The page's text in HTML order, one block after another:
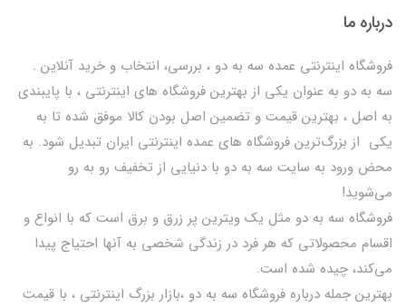
درباره ما
فروشگاه اینترنتی عمده سه به دو ، بررسی، انتخاب و خرید آنلاین .
سه به دو به عنوان یکی از بهترين فروشگاه های اینترنتی ، با پایبندی
به اصل ، بهترين قيمت و تضمین اصل‌ بودن کالا موفق شده تا به
يكي از بزرگ‌ترين فروشگاه هاي عمده اینترنتی ایران تبدیل شود. به
محض ورود به سایت سه به دو با دنیایی از تخفيف رو به رو
می‌شوید!
فروشگاه سه به دو مثل یک ویترین پر زرق و برق است که با انواع و
اقسام محصولاتی که هر فرد در زندگی شخصی به آنها احتیاج پیدا
می‌کند، چیده شده است.
بهترين جمله درباره فروشگاه سه به دو ،بازار بزرگ اینترنتی ، با قيمت